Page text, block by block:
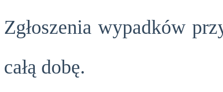
Zgłoszenia wypadków
całą dobę.